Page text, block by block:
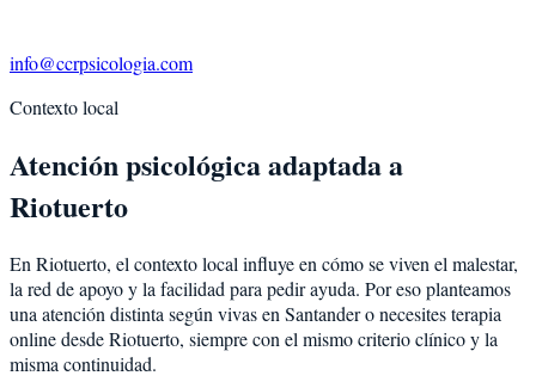
info@ccrpsicologia.com
Contexto local
Atención psicológica adaptada a
Riotuerto
En Riotuerto, el contexto local influye en cómo se viven el malestar,
la red de apoyo y la facilidad para pedir ayuda. Por eso planteamos
una atención distinta según vivas en Santander o necesites terapia
online desde Riotuerto, siempre con el mismo criterio clínico y la
misma continuidad.